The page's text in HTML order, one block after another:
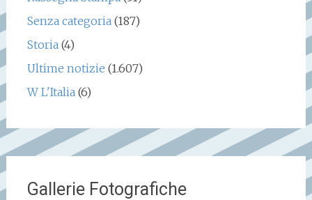
Senza categoria (187)
Storia (4)
Ultime notizie (1.607)
W L'Italia (6)
Gallerie Fotografiche